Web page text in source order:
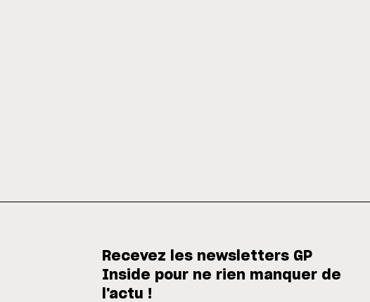
Recevez les newsletters GP
Inside pour ne rien manquer de
l'actu !